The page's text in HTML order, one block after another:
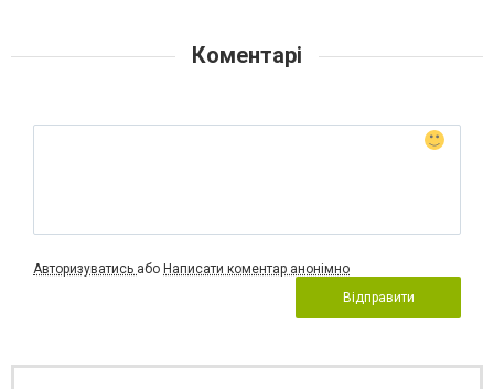
Коментарі
Авторизуватись або Написати коментар анонімно
Відправити